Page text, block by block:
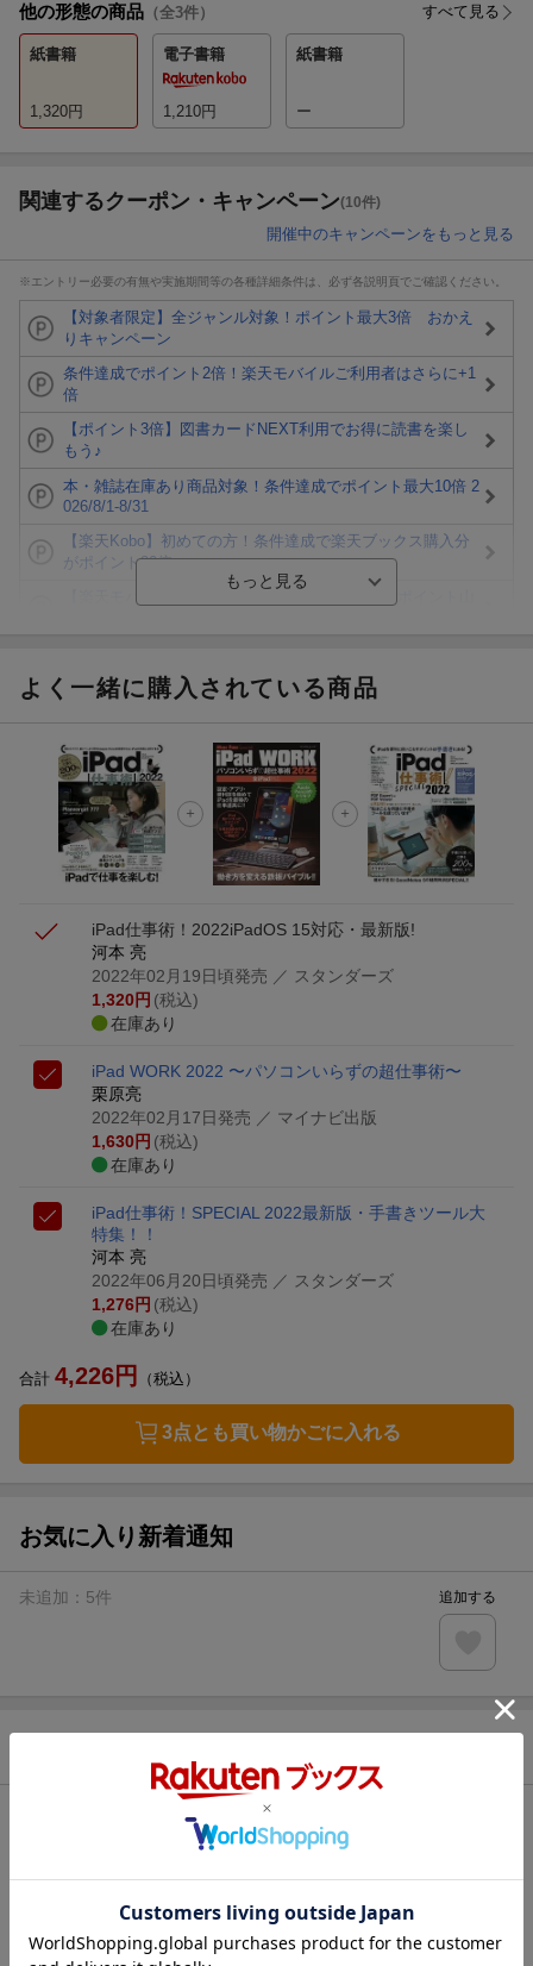
他の形態の商品 （全3件） すべて見る
紙書籍
1,320円
電子書籍
1,210円
紙書籍
ー
関連するクーポン・キャンペーン(10件)
開催中のキャンペーンをもっと見る
※エントリー必要の有無や実施期間等の各種詳細条件は、必ず各説明頁でご確認ください。
【対象者限定】全ジャンル対象！ポイント最大3倍 おかえ
りキャンペーン
条件達成でポイント2倍！楽天モバイルご利用者はさらに+1
倍
【ポイント3倍】図書カードNEXT利用でお得に読書を楽し
もう♪
本・雑誌在庫あり商品対象！条件達成でポイント最大10倍 2
026/8/1-8/31
【楽天Kobo】初めての方！条件達成で楽天ブックス購入分
がポイント20倍
ト山分け
エントリー＆3,000円以上購入で無料データSIM（3GB/月プ
ラン）が当たる！
楽天モバイル紹介キャンペーンの拡散で300円OFFクーポン
進呈
よく一緒に購入されている商品
iPad仕事術！2022iPadOS 15対応・最新版!
河本 亮
2022年02月19日頃発売 ／ スタンダーズ
1,320円 (税込)
在庫あり
iPad WORK 2022 〜パソコンいらずの超仕事術〜
栗原亮
2022年02月17日発売 ／ マイナビ出版
1,630円 (税込)
在庫あり
iPad仕事術！SPECIAL 2022最新版・手書きツール大
特集！！
河本 亮
2022年06月20日頃発売 ／ スタンダーズ
1,276円 (税込)
在庫あり
合計 4,226円 （税込）
3点とも買い物かごに入れる
お気に入り新着通知
未追加： 5件 追加する
2022年02月19日頃
河本 亮
小暮 ひさのり(著) ,
standards(編) ,
鈴木 文彦(snap!)(写真)